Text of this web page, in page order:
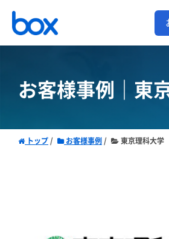
お客様事例｜東
トップ お客様事例 東京理科大学